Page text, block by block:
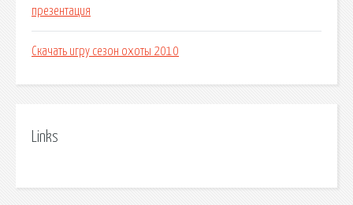
презентация
Скачать игру сезон охоты 2010
Links